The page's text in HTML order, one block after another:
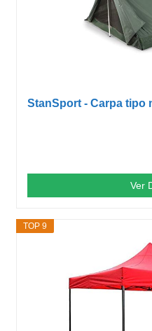
StanSport - Carpa tipo
Ver
TOP 9